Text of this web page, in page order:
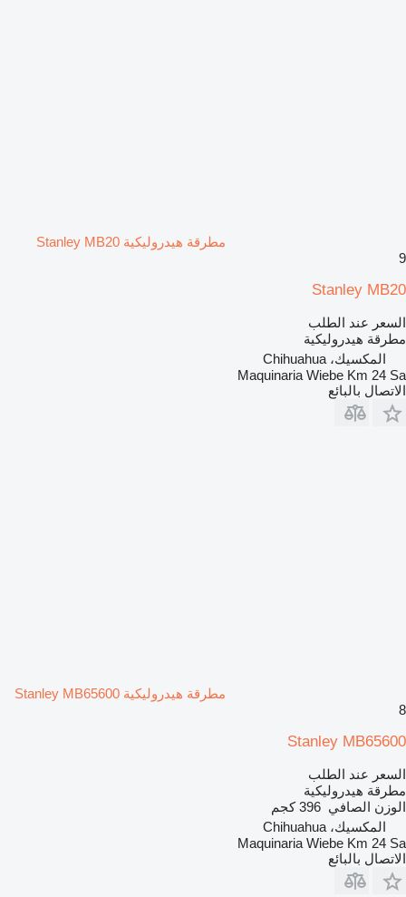
مطرقة هيدروليكية Stanley MB20
9
Stanley MB20
السعر عند الطلب
مطرقة هيدروليكية
المكسيك، Chihuahua
Maquinaria Wiebe Km 24 Sa
الاتصال بالبائع
مطرقة هيدروليكية Stanley MB65600
8
Stanley MB65600
السعر عند الطلب
مطرقة هيدروليكية
الوزن الصافي 396 كجم
المكسيك، Chihuahua
Maquinaria Wiebe Km 24 Sa
الاتصال بالبائع